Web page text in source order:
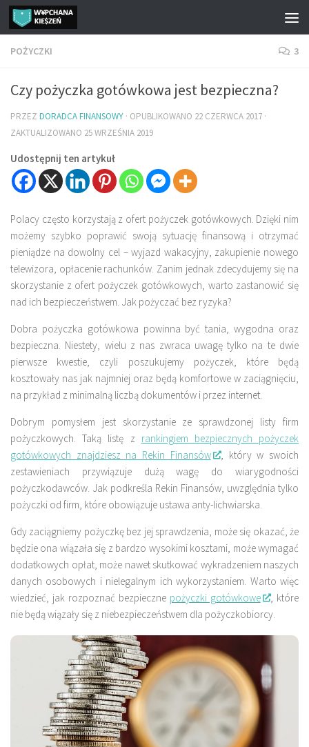
Przejdź do treści
POŻYCZKI 3
Czy pożyczka gotówkowa jest bezpieczna?
PRZEZ DORADCA FINANSOWY · OPUBLIKOWANO 22 CZERWCA 2017 ·
ZAKTUALIZOWANO 25 WRZEŚNIA 2019
Udostępnij ten artykuł
Polacy często korzystają z ofert pożyczek gotówkowych. Dzięki nim
możemy szybko poprawić swoją sytuację finansową i otrzymać
pieniądze na dowolny cel – wyjazd wakacyjny, zakupienie nowego
telewizora, opłacenie rachunków. Zanim jednak zdecydujemy się na
skorzystanie z ofert pożyczek gotówkowych, warto zastanowić się
nad ich bezpieczeństwem. Jak pożyczać bez ryzyka?
Dobra pożyczka gotówkowa powinna być tania, wygodna oraz
bezpieczna. Niestety, wielu z nas zwraca uwagę tylko na te dwie
pierwsze kwestie, czyli poszukujemy pożyczek, które będą
kosztowały nas jak najmniej oraz będą komfortowe w zaciągnięciu,
na przykład z minimalną liczbą dokumentów i przez internet.
Dobrym pomysłem jest skorzystanie ze sprawdzonej listy firm
pożyczkowych. Taką listę z rankingiem bezpiecznych pożyczek
gotówkowych znajdziesz na Rekin Finansów
, który w swoich
zestawieniach przywiązuje dużą wagę do wiarygodności
pożyczkodawców. Jak podkreśla Rekin Finansów, uwzględnia tylko
pożyczki od firm, które obowiązuje ustawa anty-lichwiarska.
Gdy zaciągniemy pożyczkę bez jej sprawdzenia, może się okazać, że
będzie ona wiązała się z bardzo wysokimi kosztami, może wymagać
dodatkowych opłat, może nawet skutkować wykradzeniem naszych
danych osobowych i nielegalnym ich wykorzystaniem. Warto więc
wiedzieć, jak rozpoznać bezpieczne pożyczki gotówkowe
, które
nie będą wiązały się z niebezpieczeństwem dla pożyczkobiorcy.